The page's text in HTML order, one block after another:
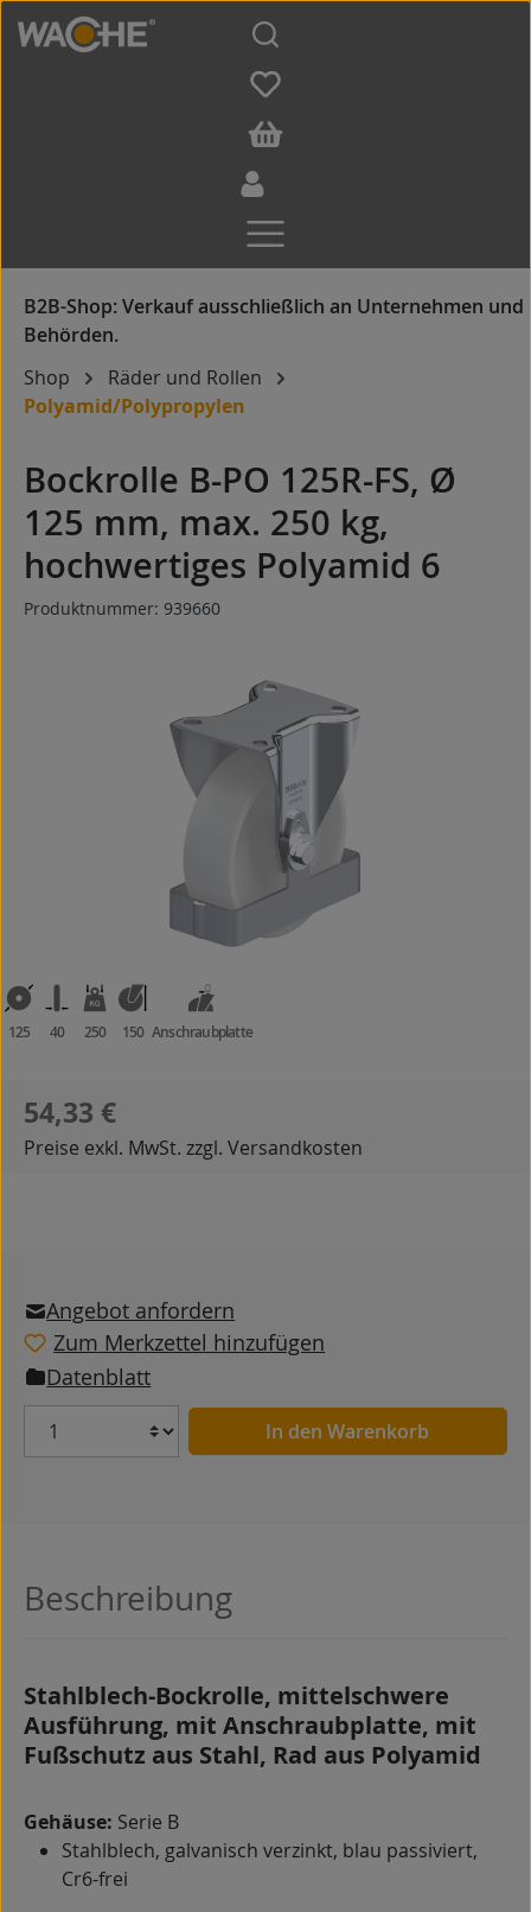
Zum Hauptinhalt springen
Shop
Räder und Rollen
Polyamid/Polypropylen
Bockrolle B-PO 125R-FS, Ø
125 mm, max. 250 kg,
hochwertiges Polyamid 6
Produktnummer: 939660
125 40 250 150 Anschraubplatte
Regulärer Preis:
54,33 €
Preise exkl. MwSt. zzgl. Versandkosten
Angebot anfordern
Zum Merkzettel hinzufügen
Datenblatt
Anzahl In den Warenkorb
Beschreibung
Stahlblech-Bockrolle, mittelschwere
Ausführung, mit Anschraubplatte, mit
Fußschutz aus Stahl, Rad aus Polyamid
Gehäuse: Serie B
Stahlblech, galvanisch verzinkt, blau passiviert,
Cr6-frei